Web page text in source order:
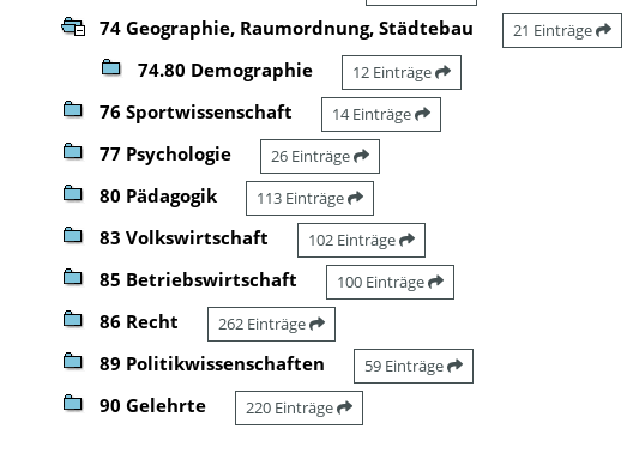
74 Geographie, Raumordnung, Städtebau 21 Einträge
74.80 Demographie 12 Einträge
76 Sportwissenschaft 14 Einträge
77 Psychologie 26 Einträge
80 Pädagogik 113 Einträge
83 Volkswirtschaft 102 Einträge
85 Betriebswirtschaft 100 Einträge
86 Recht 262 Einträge
89 Politikwissenschaften 59 Einträge
90 Gelehrte 220 Einträge